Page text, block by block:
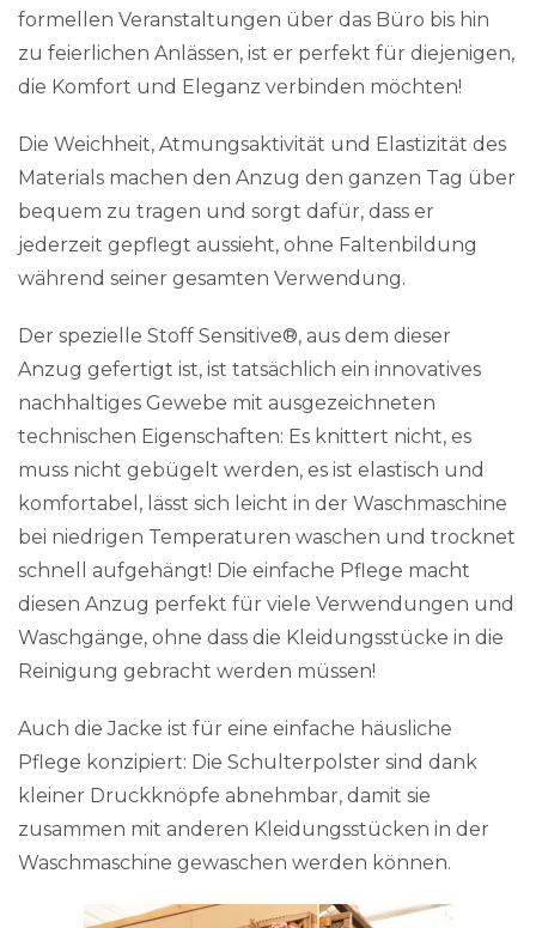
formellen Veranstaltungen über das Büro bis hin
zu feierlichen Anlässen, ist er perfekt für diejenigen,
die Komfort und Eleganz verbinden möchten!
Die Weichheit, Atmungsaktivität und Elastizität des
Materials machen den Anzug den ganzen Tag über
bequem zu tragen und sorgt dafür, dass er
jederzeit gepflegt aussieht, ohne Faltenbildung
während seiner gesamten Verwendung.
Der spezielle Stoff Sensitive®, aus dem dieser
Anzug gefertigt ist, ist tatsächlich ein innovatives
nachhaltiges Gewebe mit ausgezeichneten
technischen Eigenschaften: Es knittert nicht, es
muss nicht gebügelt werden, es ist elastisch und
komfortabel, lässt sich leicht in der Waschmaschine
bei niedrigen Temperaturen waschen und trocknet
schnell aufgehängt! Die einfache Pflege macht
diesen Anzug perfekt für viele Verwendungen und
Waschgänge, ohne dass die Kleidungsstücke in die
Reinigung gebracht werden müssen!
Auch die Jacke ist für eine einfache häusliche
Pflege konzipiert: Die Schulterpolster sind dank
kleiner Druckknöpfe abnehmbar, damit sie
zusammen mit anderen Kleidungsstücken in der
Waschmaschine gewaschen werden können.